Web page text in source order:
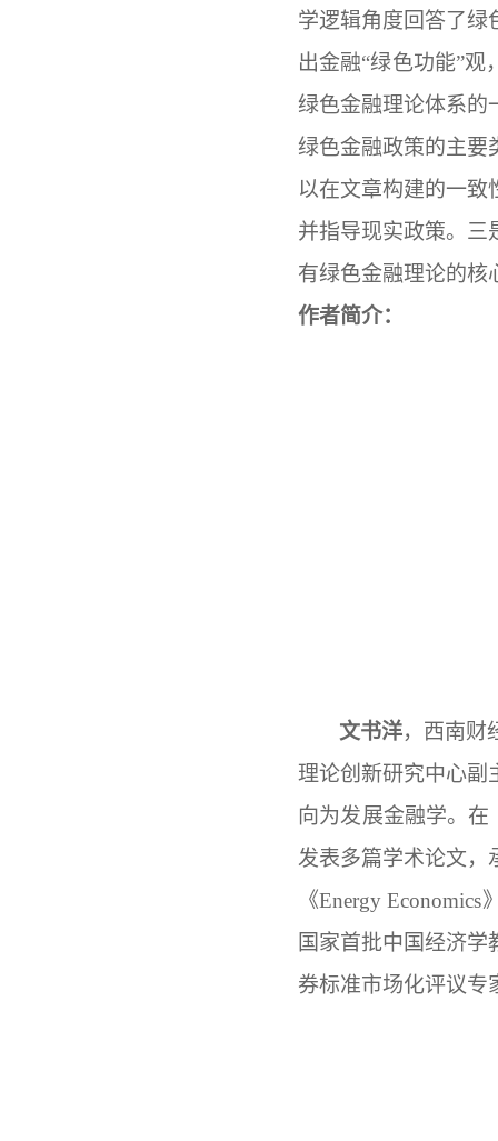
学逻辑角度回答了绿
出金融“绿色功能”
绿色金融理论体系的
绿色金融政策的主要
以在文章构建的一
并指导现实政策。三
有绿色金融理论的核
作者简介：
文书洋，西南财
理论创新研究中心副
向为发展金融学。
发表多篇学术论文，
《Energy
国家首批中国经济
券标准市场化评议专